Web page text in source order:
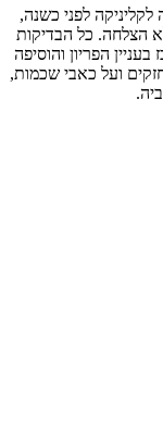
+ שניים (בת 5 ובן 8) הגיעה לקליניקה לפני כשנה,
הצלחה. כל הבדיקות
הפריון והוסיפה
ועל כאבי שכמות,